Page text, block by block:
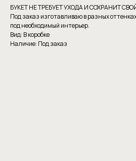
БУКЕТ НЕ ТРЕБУЕТ УХОДА И СОХРАНИТ
Под заказ изготавливаю в разных
под необходимый интерьер.
Вид: В коробке
Наличие: Под заказ